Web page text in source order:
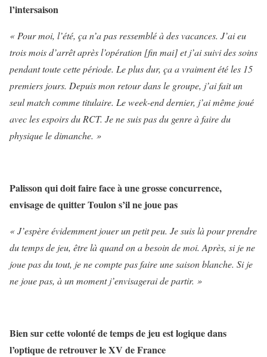
l’intersaison
« Pour moi, l’été, ça n’a pas ressemblé à des vacances. J’ai eu
trois mois d’arrêt après l’opération [fin mai] et j’ai suivi des soins
pendant toute cette période. Le plus dur, ça a vraiment été les 15
premiers jours. Depuis mon retour dans le groupe, j’ai fait un
seul match comme titulaire. Le week-end dernier, j’ai même joué
avec les espoirs du RCT. Je ne suis pas du genre à faire du
physique le dimanche. »
Palisson qui doit faire face à une grosse concurrence,
envisage de quitter Toulon s’il ne joue pas
« J’espère évidemment jouer un petit peu. Je suis là pour prendre
du temps de jeu, être là quand on a besoin de moi. Après, si je ne
joue pas du tout, je ne compte pas faire une saison blanche. Si je
ne joue pas, à un moment j’envisagerai de partir. »
Bien sur cette volonté de temps de jeu est logique dans
l’optique de retrouver le XV de France